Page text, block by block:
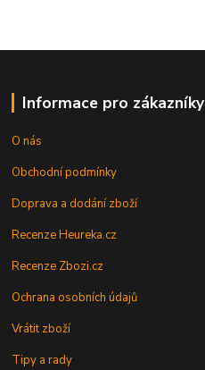
Informace pro zákazníky
O nás
Obchodní podmínky
Doprava a dodání zboží
Recenze Heureka.cz
Recenze Zbozi.cz
Ochrana osobních údajů
Vrátit zboží
Tipy a rady